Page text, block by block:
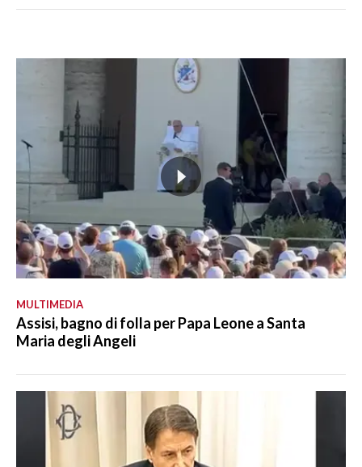
MULTIMEDIA
Assisi, bagno di folla per Papa Leone a Santa
Maria degli Angeli